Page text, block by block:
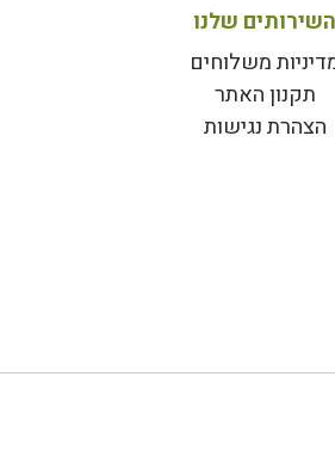
השירותים שלנו
משלוחים
תקנון האתר
הצהרת נגישות